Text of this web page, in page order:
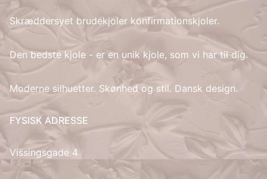
Skræddersyet brudekjoler konfirmationskjoler.
Den bedste kjole - er en unik kjole, som vi har til dig.
Moderne silhuetter. Skønhed og stil. Dansk design.
FYSISK ADRESSE
Vissingsgade 4